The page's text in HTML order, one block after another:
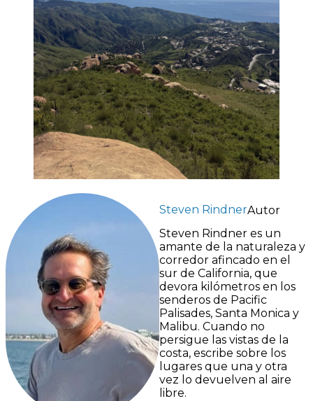
Steven RindnerAutor
Steven Rindner es un
amante de la naturaleza y
corredor afincado en el
sur de California, que
devora kilómetros en los
senderos de Pacific
Palisades, Santa Monica y
Malibu. Cuando no
persigue las vistas de la
costa, escribe sobre los
lugares que una y otra
vez lo devuelven al aire
libre.